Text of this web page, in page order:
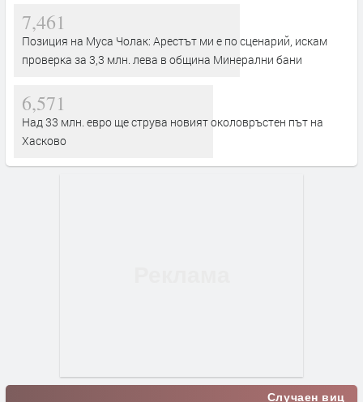
7,461
Позиция на Муса Чолак: Арестът ми е по сценарий, искам
проверка за 3,3 млн. лева в община Минерални бани
6,571
Над 33 млн. евро ще струва новият околовръстен път на
Хасково
Случаен виц